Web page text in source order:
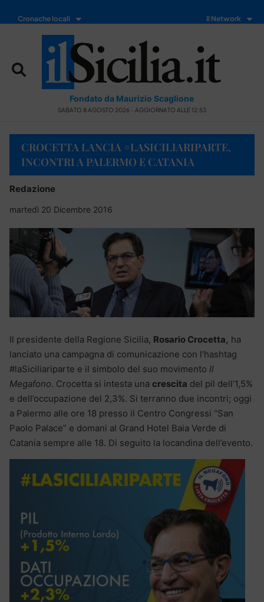
Cronache locali Il Network
Fondato da Maurizio Scaglione
SABATO 8 AGOSTO 2026 - AGGIORNATO ALLE 12:53
CROCETTA LANCIA #LASICILIARIPARTE,
INCONTRI A PALERMO E CATANIA
Redazione
martedì 20 Dicembre 2016
Il presidente della Regione Sicilia, Rosario Crocetta, ha
lanciato una campagna di comunicazione con l’hashtag
#laSiciliariparte e il simbolo del suo movimento Il
Megafono. Crocetta si intesta una crescita del pil dell’1,5%
e dell’occupazione del 2,3%. Si terranno due incontri; oggi
a Palermo alle ore 18 presso il Centro Congressi “San
Paolo Palace” e domani al Grand Hotel Baia Verde di
Catania sempre alle 18. Di seguito la locandina dell’evento.